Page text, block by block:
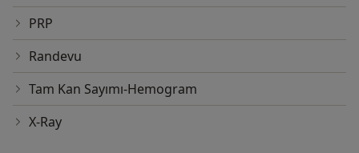
PRP
Randevu
Tam Kan Sayımı-Hemogram
X-Ray